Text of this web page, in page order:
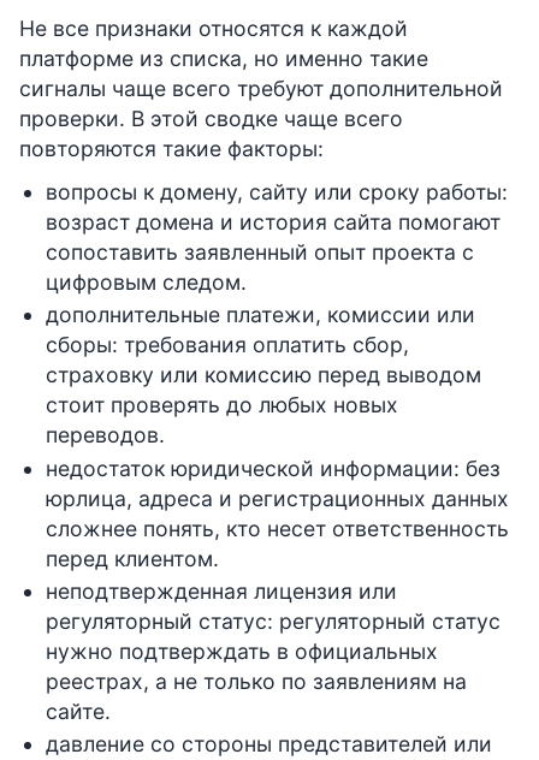
Не все признаки относятся к каждой
платформе из списка, но именно такие
сигналы чаще всего требуют дополнительной
проверки. В этой сводке чаще всего
повторяются такие факторы:
вопросы к домену, сайту или сроку работы:
возраст домена и история сайта помогают
сопоставить заявленный опыт проекта с
цифровым следом.
дополнительные платежи, комиссии или
сборы: требования оплатить сбор,
страховку или комиссию перед выводом
стоит проверять до любых новых
переводов.
недостаток юридической информации: без
юрлица, адреса и регистрационных данных
сложнее понять, кто несет ответственность
перед клиентом.
неподтвержденная лицензия или
регуляторный статус: регуляторный статус
нужно подтверждать в официальных
реестрах, а не только по заявлениям на
сайте.
давление со стороны представителей или